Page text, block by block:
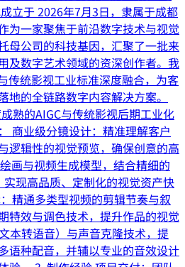
立于 2026年7月3日，隶属于成都
为一家聚焦于前沿数字技术与视觉
母公司的科技基因，汇聚了一批来
及数字艺术领域的资深创作者。我
传统影视工业标准深度融合，为客
地的全链路数字内容解决方案。
熟的AIGC与传统影视后期工业化
商业级分镜设计：精准理解客户
逻辑性的视觉预览，确保创意的高
画与视频生成模型，结合精细的
现高品质、定制化的视觉资产快
精通多类型视频的剪辑节奏与叙
特效与调色技术，提升作品的视觉
本转语音）与声音克隆技术，提
语种配音，并辅以专业的音效设计